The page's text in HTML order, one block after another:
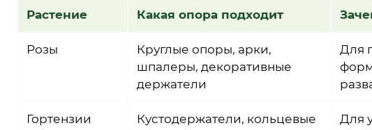
Растение Какая опора подходит
Розы
Круглые опоры, арки,
шпалеры, декоративные
держатели
Для
Гортензии
Кустодержатели, кольцевые
Для